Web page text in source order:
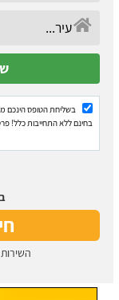
בשליחת הטופס הינכם
בחינם ללא התחייבות כלל!